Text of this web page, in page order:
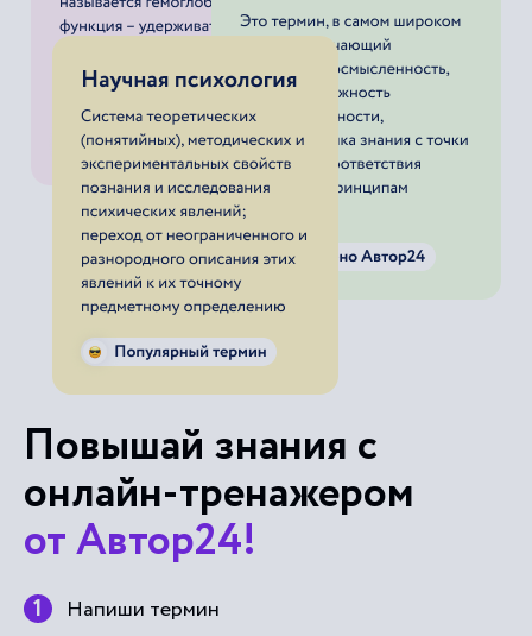
Повышай знания с
онлайн-тренажером
от Автор24!
Напиши термин